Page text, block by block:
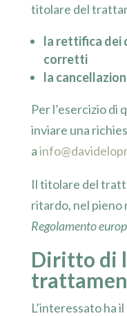
titolare del
la rettifica dei
corretti
la
Per l’esercizio di
inviare una
a
Il titolare del
ritardo, nel
Regolamento
Diritto di
L’interessato ha